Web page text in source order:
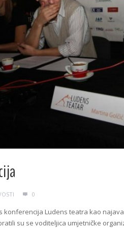
0
konferencija Ludens teatra kao
su se voditeljica umjetničke